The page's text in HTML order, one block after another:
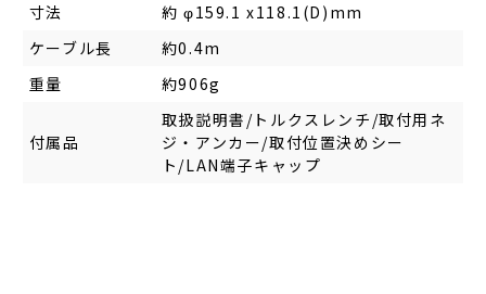
寸法
約 φ159.1 x118.1(D)mm
ケーブル長
約0.4m
重量
約906g
付属品
取扱説明書/トルクスレンチ/取付用ネ
ジ・アンカー/取付位置決めシー
ト/LAN端子キャップ